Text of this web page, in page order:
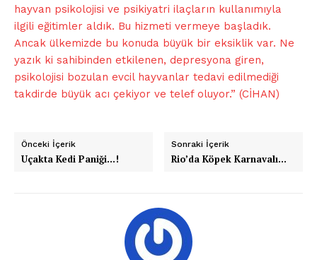
hayvan psikolojisi ve psikiyatri ilaçların kullanımıyla
ilgili eğitimler aldık. Bu hizmeti vermeye başladık.
Ancak ülkemizde bu konuda büyük bir eksiklik var. Ne
yazık ki sahibinden etkilenen, depresyona giren,
psikolojisi bozulan evcil hayvanlar tedavi edilmediği
takdirde büyük acı çekiyor ve telef oluyor.” (CİHAN)
Önceki İçerik
Uçakta Kedi Paniği…!
Sonraki İçerik
Rio’da Köpek Karnavalı…